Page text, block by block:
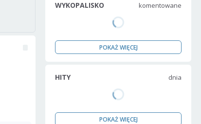
WYKOPALISKO komentowane
POKAŻ WIĘCEJ
HITY dnia
POKAŻ WIĘCEJ